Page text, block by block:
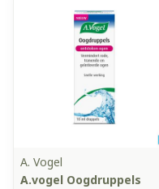
A. Vogel
A.vogel Oogdruppels